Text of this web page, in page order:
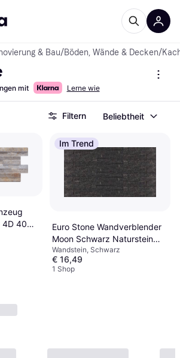
& Bau/Böden, Wände & Decken/
mit Lerne wie
Filtern Beliebtheit
4D 40
Im Trend
Euro Stone Wandverblender
Moon Schwarz Naturstein
40x10cm
Wandstein, Schwarz
€ 16,49
1 Shop